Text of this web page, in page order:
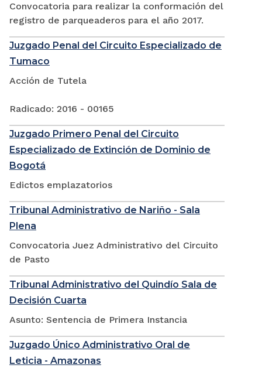
Convocatoria para realizar la conformación del
registro de parqueaderos para el año 2017.
Juzgado Penal del Circuito Especializado de
Tumaco
Acción de Tutela
Radicado: 2016 - 00165
Juzgado Primero Penal del Circuito
Especializado de Extinción de Dominio de
Bogotá
Edictos emplazatorios
Tribunal Administrativo de Nariño - Sala
Plena
Convocatoria Juez Administrativo del Circuito
de Pasto
Tribunal Administrativo del Quindío Sala de
Decisión Cuarta
Asunto: Sentencia de Primera Instancia
Juzgado Único Administrativo Oral de
Leticia - Amazonas